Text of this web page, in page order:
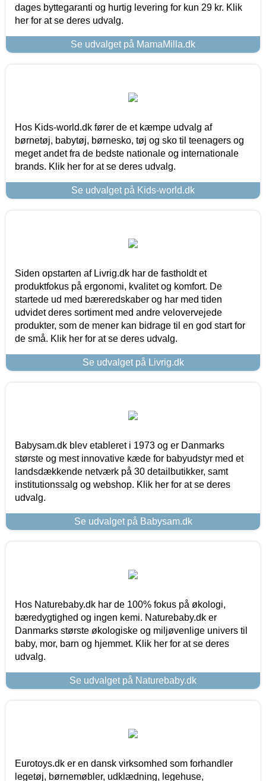
dages byttegaranti og hurtig levering for kun 29 kr. Klik
her for at se deres udvalg.
Se udvalget på MamaMilla.dk
Hos Kids-world.dk fører de et kæmpe udvalg af
børnetøj, babytøj, børnesko, tøj og sko til teenagers og
meget andet fra de bedste nationale og internationale
brands. Klik her for at se deres udvalg.
Se udvalget på Kids-world.dk
Siden opstarten af Livrig.dk har de fastholdt et
produktfokus på ergonomi, kvalitet og komfort. De
startede ud med bæreredskaber og har med tiden
udvidet deres sortiment med andre velovervejede
produkter, som de mener kan bidrage til en god start for
de små. Klik her for at se deres udvalg.
Se udvalget på Livrig.dk
Babysam.dk blev etableret i 1973 og er Danmarks
største og mest innovative kæde for babyudstyr med et
landsdækkende netværk på 30 detailbutikker, samt
institutionssalg og webshop. Klik her for at se deres
udvalg.
Se udvalget på Babysam.dk
Hos Naturebaby.dk har de 100% fokus på økologi,
bæredygtighed og ingen kemi. Naturebaby.dk er
Danmarks største økologiske og miljøvenlige univers til
baby, mor, barn og hjemmet. Klik her for at se deres
udvalg.
Se udvalget på Naturebaby.dk
Eurotoys.dk er en dansk virksomhed som forhandler
legetøj, børnemøbler, udklædning, legehuse,